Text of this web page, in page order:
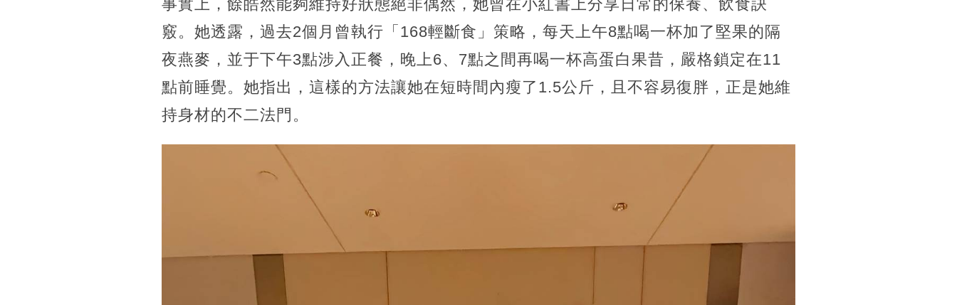
事實上，餘皓然能夠維持好狀態絕非偶然，她曾在小紅書上分享日常的保養、飲食訣
竅。她透露，過去2個月曾執行「168輕斷食」策略，每天上午8點喝一杯加了堅果的隔
夜燕麥，並于下午3點涉入正餐，晚上6、7點之間再喝一杯高蛋白果昔，嚴格鎖定在11
點前睡覺。她指出，這樣的方法讓她在短時間內瘦了1.5公斤，且不容易復胖，正是她維
持身材的不二法門。